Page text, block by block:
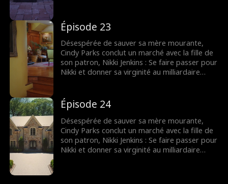
lorsqu’elle tombe malade, Cindy est une fois
de plus obligée de se déguiser et de
remplacer sa mère.
Épisode 23
Désespérée de sauver sa mère mourante,
Cindy Parks conclut un marché avec la fille de
son patron, Nikki Jenkins : Se faire passer pour
Nikki et donner sa virginité au milliardaire
lorsqu’elle tombe malade, Cindy est une fois
de plus obligée de se déguiser et de
remplacer sa mère.
Épisode 24
Désespérée de sauver sa mère mourante,
Cindy Parks conclut un marché avec la fille de
son patron, Nikki Jenkins : Se faire passer pour
Nikki et donner sa virginité au milliardaire